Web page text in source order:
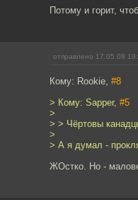
Потому и горит,
отправлено 17.05.08
Кому: Rookie, #8
> Кому: Sapper, #5
>
> > Чёртовы
>
> А я думал -
ЖОстко. Но -